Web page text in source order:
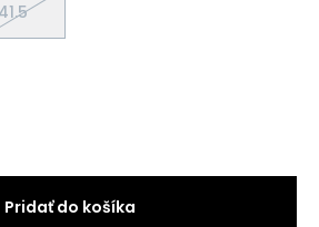
41.5
Pridať do košíka